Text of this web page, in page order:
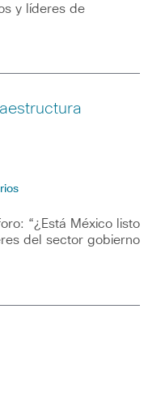
y líderes de
“¿Está México listo
del sector gobierno